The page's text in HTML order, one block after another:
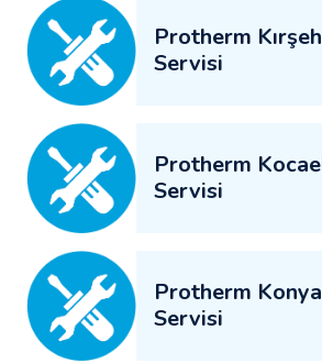
Protherm
Servisi
Protherm
Servisi
Protherm
Servisi